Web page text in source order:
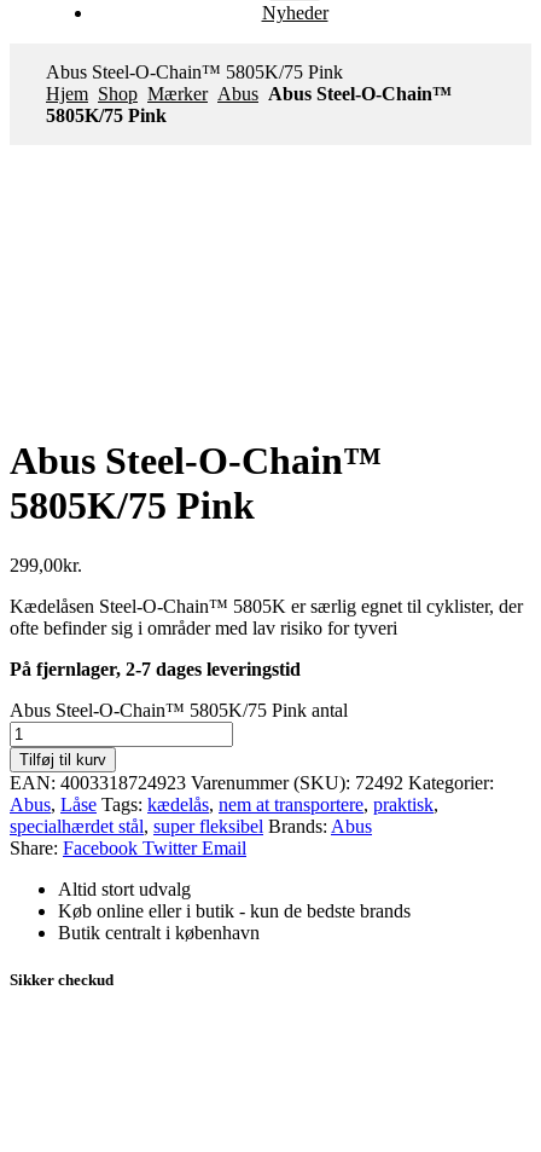
Nyheder
Abus Steel-O-Chain™ 5805K/75 Pink
Hjem Shop Mærker Abus Abus Steel-O-Chain™
5805K/75 Pink
Abus Steel-O-Chain™
5805K/75 Pink
299,00kr.
Kædelåsen Steel-O-Chain™ 5805K er særlig egnet til cyklister, der
ofte befinder sig i områder med lav risiko for tyveri
På fjernlager, 2-7 dages leveringstid
Abus Steel-O-Chain™ 5805K/75 Pink antal
Tilføj til kurv
EAN: 4003318724923 Varenummer (SKU): 72492 Kategorier:
Abus, Låse Tags: kædelås, nem at transportere, praktisk,
specialhærdet stål, super fleksibel Brands: Abus
Share: Facebook Twitter Email
Altid stort udvalg
Køb online eller i butik - kun de bedste brands
Butik centralt i københavn
Sikker checkud